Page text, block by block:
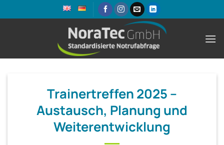
Inhalt
Trainertreffen 2025 –
Austausch, Planung und
Weiterentwicklung